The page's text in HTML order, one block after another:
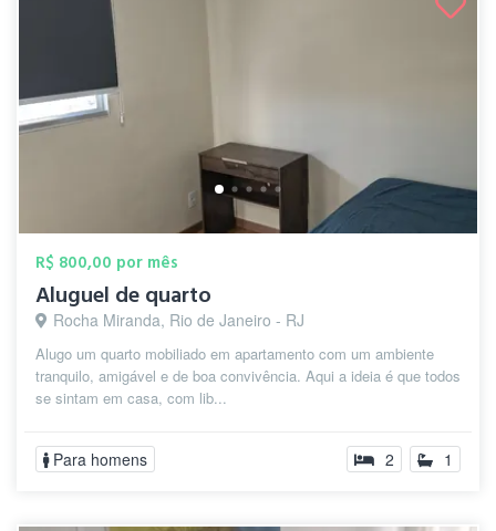
R$ 800,00 por mês
Aluguel de quarto
Rocha Miranda, Rio de Janeiro - RJ
Alugo um quarto mobiliado em apartamento com um ambiente
tranquilo, amigável e de boa convivência. Aqui a ideia é que todos
se sintam em casa, com lib...
Para homens 2 1